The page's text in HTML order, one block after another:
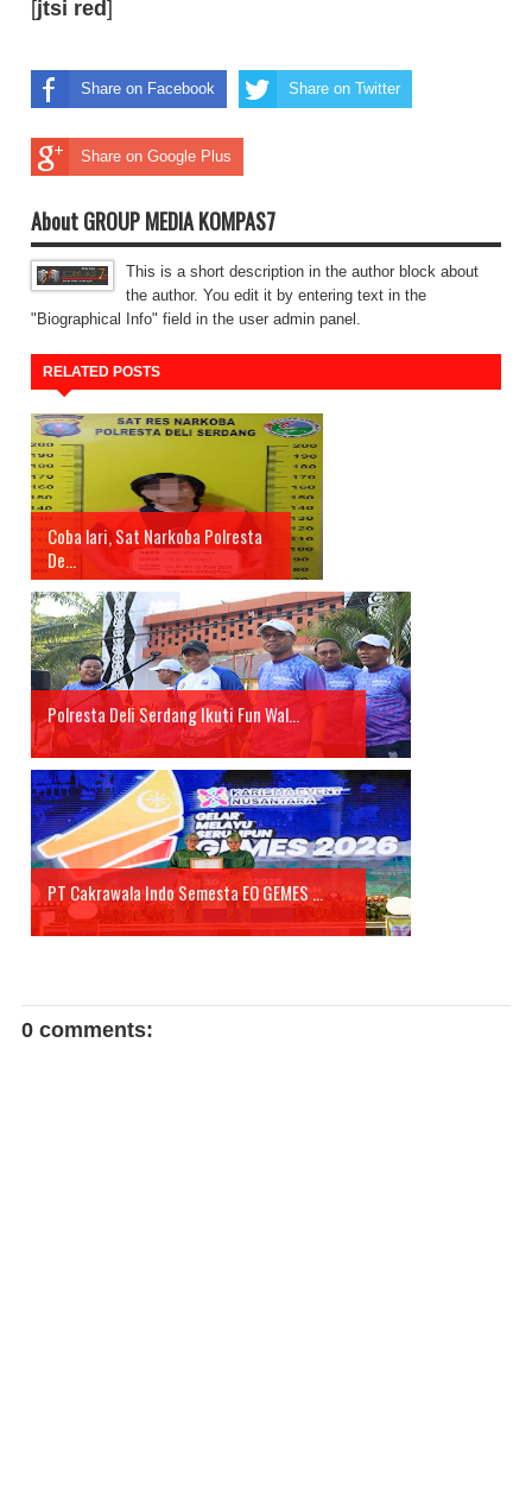
[jtsi red]
Share on Facebook Share on Twitter
Share on Google Plus
About GROUP MEDIA KOMPAS7
This is a short description in the author block about
the author. You edit it by entering text in the
"Biographical Info" field in the user admin panel.
RELATED POSTS
Coba lari, Sat Narkoba Polresta
De...
Polresta Deli Serdang Ikuti Fun Wal...
PT Cakrawala Indo Semesta EO GEMES ...
0 comments: